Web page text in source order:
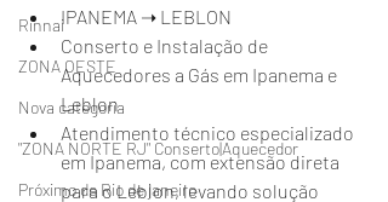
Rinnai
ZONA OESTE
Nova categoria
"ZONA NORTE RJ" Conserto|Aquecedor
Próximo de Rio de janeiro
IPANEMA ➝ LEBLON
Conserto e Instalação de
Aquecedores a Gás em Ipanema e
Leblon
Atendimento técnico especializado
em Ipanema, com extensão direta
para o Leblon, levando solução